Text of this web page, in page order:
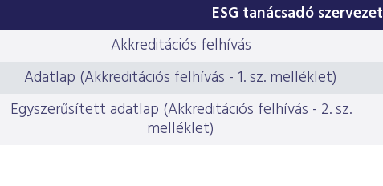
ESG tanácsadó szervezet
Akkreditációs felhívás
Adatlap (Akkreditációs felhívás - 1. sz. melléklet)
Egyszerűsített adatlap (Akkreditációs felhívás - 2. sz.
melléklet)